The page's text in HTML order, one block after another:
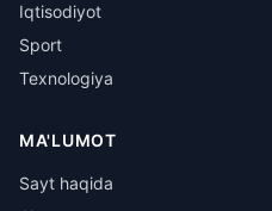
Iqtisodiyot
Sport
Texnologiya
MA'LUMOT
Sayt haqida